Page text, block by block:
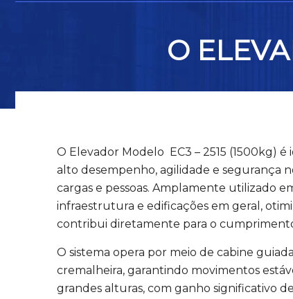
O
O Elevador Modelo EC3 – 2515 (1500kg)
alto desempenho, agilidade e segurança
cargas e pessoas. Amplamente utilizado
infraestrutura e edificações em geral,
contribui diretamente para o
O sistema opera por meio de cabine
cremalheira, garantindo movimentos
grandes alturas, com ganho significativo